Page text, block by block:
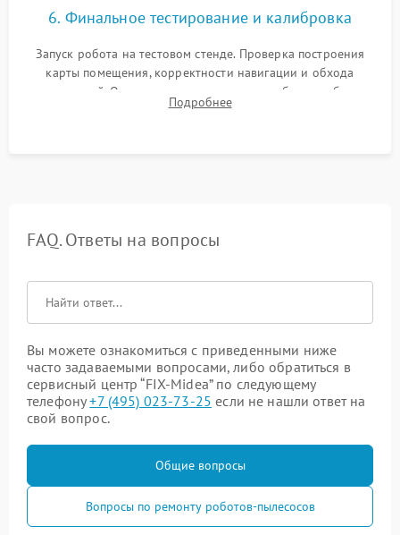
6. Финальное тестирование и калибровка
Запуск робота на тестовом стенде. Проверка построения
карты помещения, корректности навигации и обхода
препятствий. Оценка силы всасывания и работы турбины.
Тестирование автоматического возврата на док-станцию и
Подробнее
FAQ. Ответы на вопросы
Вы можете ознакомиться с приведенными ниже
часто задаваемыми вопросами, либо обратиться в
сервисный центр “FIX-Midea” по следующему
телефону+7 (495) 023-73-25 если не нашли ответ на
свой вопрос.
Общие вопросы
Вопросы по ремонту роботов-пылесосов